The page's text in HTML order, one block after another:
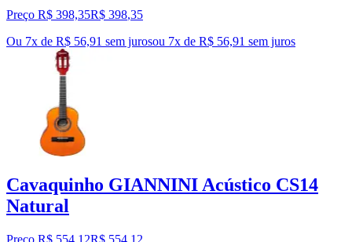
Preço R$ 398,35R$ 398,35
Ou 7x de R$ 56,91 sem jurosou 7x de R$ 56,91 sem juros
Cavaquinho GIANNINI Acústico CS14
Natural